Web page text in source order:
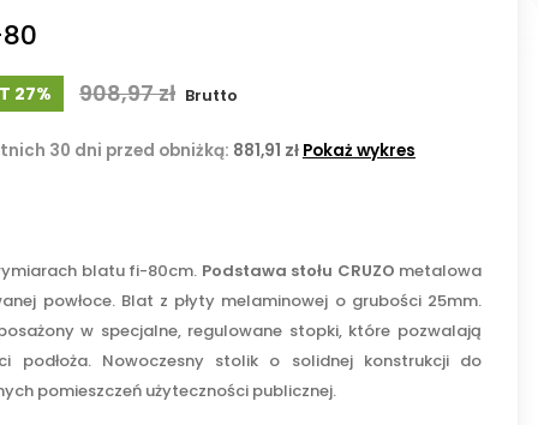
27% 908,97 zł Brutto
30 dni przed obniżką: 881,91 zł Pokaż wykres
blatu fi-80cm. Podstawa stołu CRUZO metalowa
powłoce. Blat z płyty melaminowej o grubości 25mm.
w specjalne, regulowane stopki, które pozwalają
podłoża. Nowoczesny stolik o solidnej konstrukcji do
pomieszczeń użyteczności publicznej.